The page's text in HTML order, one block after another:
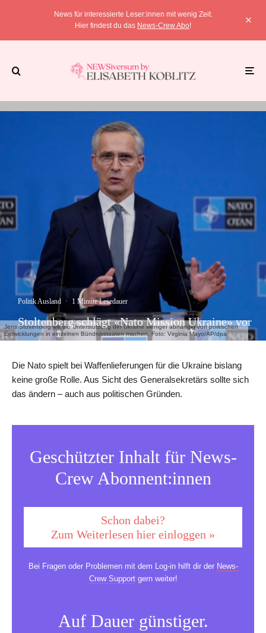
News für interessierte Leser:innen mit wenig Zeit.
Hier findest du das News-Crew Abo!
Jens Stoltenberg will die Unterstützung der Ukraine weniger abhängig von politischen
Entwicklungen in einzelnen Bündnisstaaten machen. Foto: Virginia Mayo/AP/dpa
Politik Ausland · 1 Minute Lesedauer
Stoltenberg schlägt «Nato Mission Ukraine» vor
Die Nato spielt bei Waffenlieferungen für die Ukraine bislang
keine große Rolle. Aus Sicht des Generalsekretärs sollte sich
das ändern – auch aus politischen Gründen.
Geschützter Inhalt für News-
Crew Abonnent:innen
Schon dabei?
Zum Weiterlesen hier einloggen »
Bei Fragen oder Problemen mit dem Log-in hilft dir der News-
Crew Supportgern weiter!
Auf Dauer günstiger.